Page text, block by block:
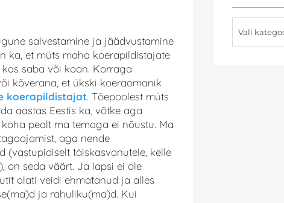
salvestamine ja jäädvustamine
ka, et müts maha koerapildistajate
saba või koon. Korraga
kõverana, et ükski koeraomanik
koerapildistajat. Tõepoolest müts
aastas Eestis ka, võtke aga
pealt ma temaga ei nõustu. Ma
aga nende
(vastupidiselt täiskasvanutele, kelle
on seda väärt. Ja lapsi ei ole
alati veidi ehmatanud ja alles
ja rahuliku(ma)d. Kui
kategooria